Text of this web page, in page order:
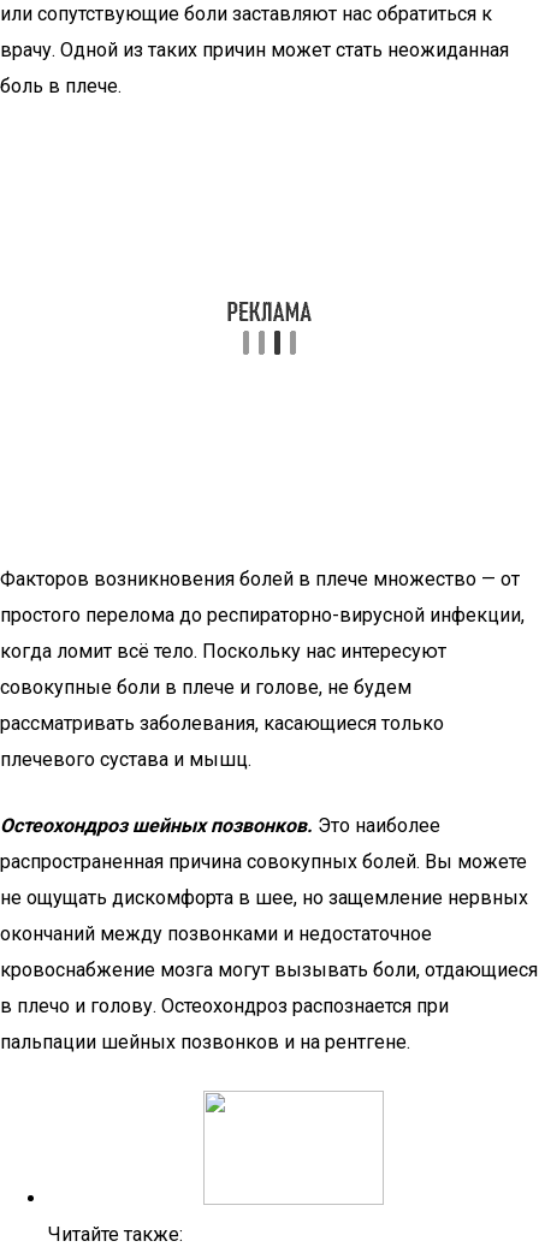
или сопутствующие боли заставляют нас обратиться к
врачу. Одной из таких причин может стать неожиданная
боль в плече.
Факторов возникновения болей в плече множество — от
простого перелома до респираторно-вирусной инфекции,
когда ломит всё тело. Поскольку нас интересуют
совокупные боли в плече и голове, не будем
рассматривать заболевания, касающиеся только
плечевого сустава и мышц.
Остеохондроз шейных позвонков. Это наиболее
распространенная причина совокупных болей. Вы можете
не ощущать дискомфорта в шее, но защемление нервных
окончаний между позвонками и недостаточное
кровоснабжение мозга могут вызывать боли, отдающиеся
в плечо и голову. Остеохондроз распознается при
пальпации шейных позвонков и на рентгене.
Читайте также: